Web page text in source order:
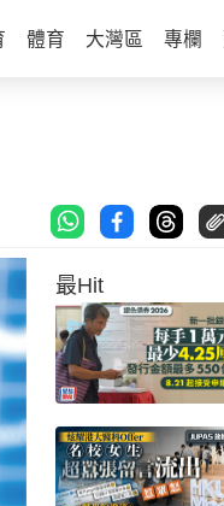
體育 大灣區 專欄
最Hit